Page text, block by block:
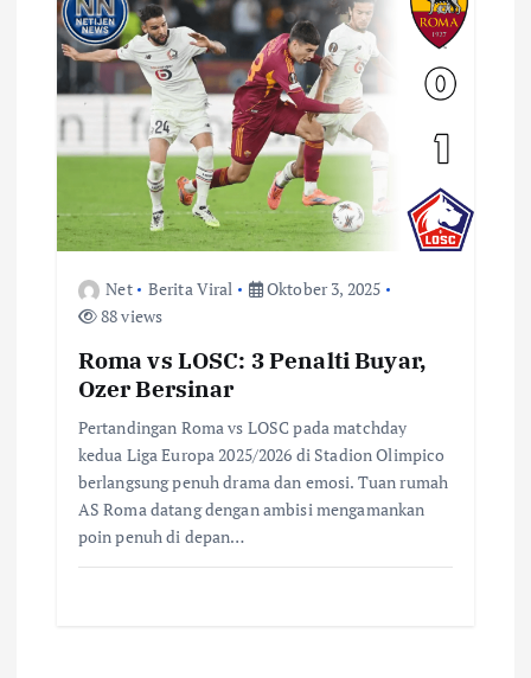
Net Berita Viral
Oktober 3, 2025
88 views
Roma vs LOSC: 3 Penalti Buyar,
Ozer Bersinar
Pertandingan Roma vs LOSC pada matchday
kedua Liga Europa 2025/2026 di Stadion Olimpico
berlangsung penuh drama dan emosi. Tuan rumah
AS Roma datang dengan ambisi mengamankan
poin penuh di depan…